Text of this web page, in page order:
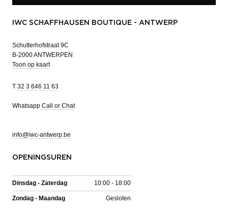
IWC SCHAFFHAUSEN BOUTIQUE - ANTWERP
Schutterhofstraat 9C
B-2000 ANTWERPEN
Toon op kaart
T 32 3 646 11 63
Whatsapp Call or Chat
info@iwc-antwerp.be
OPENINGSUREN
Dinsdag - Zaterdag 10:00 - 18:00
Zondag - Maandag Gesloten